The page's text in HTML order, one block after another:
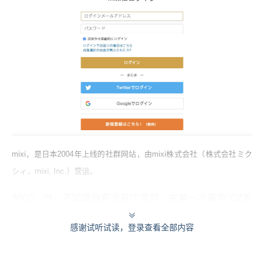
mixi，是日本2004年上线的社群网站，由mixi株式会社（株式会社ミク
シィ，mixi, Inc.）营运。
统”内部的时候，有些弹幕会说“欸？我怎么觉得这么眼熟
感谢试听试读，登录查看全部内容